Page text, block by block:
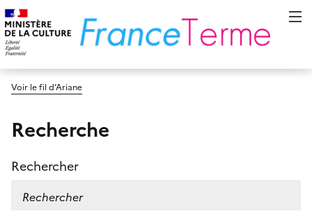
Voir le fil d’Ariane
Recherche
Rechercher